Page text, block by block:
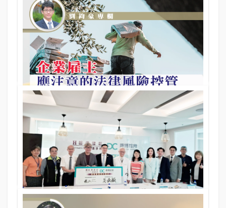
事業轉彎處遇上人生志業 用科技守護健康 日常保養更
安康｜專訪康德隆生醫 許家菖董事長
05 Nov 2025
397期
文／陳書芸．攝影／陳書芸、康德隆生醫集團
大師專欄
企業雇主 應注意的法律風險控管｜劉鈞豪律師專欄
05 Nov 2025
397期
文／劉鈞豪（逢甲大學財經法律研究所103、劉鈞豪律師事務所
主持律師）
大師專欄